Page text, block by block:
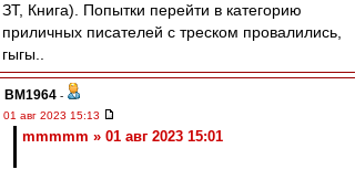
ЗТ, Книга). Попытки перейти в категорию
приличных писателей с треском провалились,
гыгы..
BM1964 -
01 авг 2023 15:13
mmmmm » 01 авг 2023 15:01